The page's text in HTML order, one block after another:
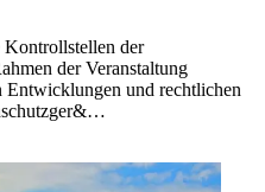
der
der Veranstaltung
Entwicklungen und rechtlichen